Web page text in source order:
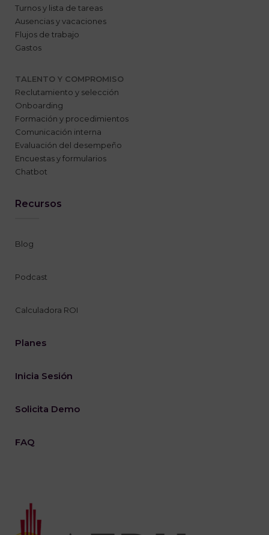
Turnos y lista de tareas
Ausencias y vacaciones
Flujos de trabajo
Gastos
TALENTO Y COMPROMISO
Reclutamiento y selección
Onboarding
Formación y procedimientos
Comunicación interna
Evaluación del desempeño
Encuestas y formularios
Chatbot
Recursos
Blog
Podcast
Calculadora ROI
Planes
Inicia Sesión
Solicita Demo
FAQ